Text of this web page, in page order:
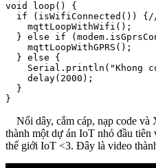
void loop() {
if (isWifiConnected())
    mqttLoopWithWifi();
} else if
    mqttLoopWithGPRS();
  } else {
Serial.println("Khong
    delay(2000);
  }
}
Nối dây, cắm cáp, nạp code và
thành một dự án IoT nhỏ đầu
thế giới IoT <3. Đây là video